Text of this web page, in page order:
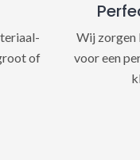
of
Wij zorgen
voor een